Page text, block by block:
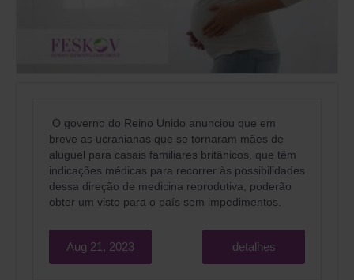
O governo do Reino Unido anunciou que em
breve as ucranianas que se tornaram mães de
aluguel para casais familiares britânicos, que têm
indicações médicas para recorrer às possibilidades
dessa direção de medicina reprodutiva, poderão
obter um visto para o país sem impedimentos.
Aug 21, 2023 detalhes